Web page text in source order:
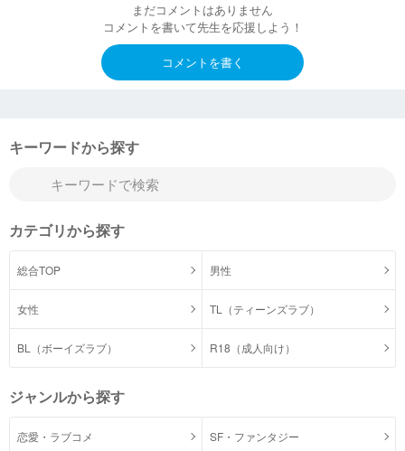
まだコメントはありません
コメントを書いて先生を応援しよう！
コメントを書く
キーワードから探す
カテゴリから探す
総合TOP 男性
女性 TL（ティーンズラブ）
BL（ボーイズラブ） R18（成人向け）
ジャンルから探す
恋愛・ラブコメ SF・ファンタジー